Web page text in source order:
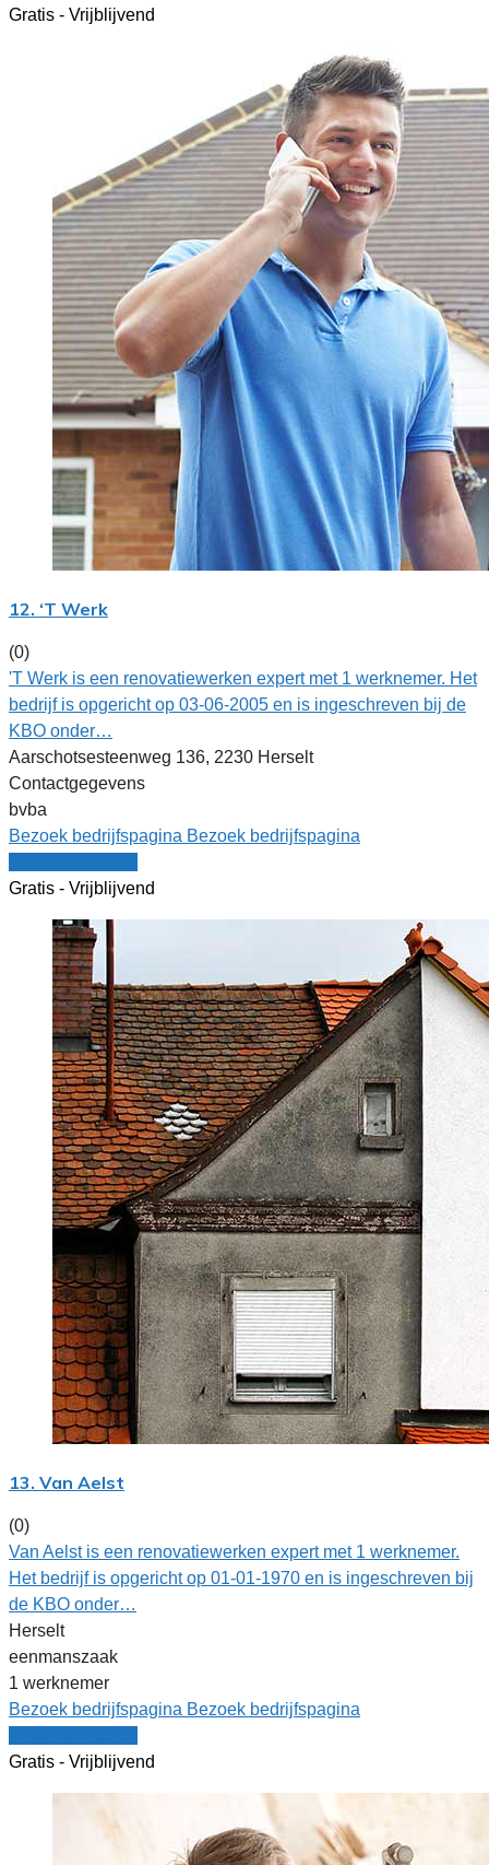
Gratis - Vrijblijvend
12. ‘T Werk
(0)
'T Werk is een renovatiewerken expert met 1 werknemer. Het
bedrijf is opgericht op 03-06-2005 en is ingeschreven bij de
KBO onder…
Aarschotsesteenweg 136, 2230 Herselt
Contactgegevens
bvba
Bezoek bedrijfspagina Bezoek bedrijfspagina
Gratis - Vrijblijvend
13. Van Aelst
(0)
Van Aelst is een renovatiewerken expert met 1 werknemer.
Het bedrijf is opgericht op 01-01-1970 en is ingeschreven bij
de KBO onder…
Herselt
eenmanszaak
1 werknemer
Bezoek bedrijfspagina Bezoek bedrijfspagina
Gratis - Vrijblijvend